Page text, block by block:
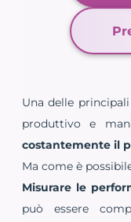
Una delle
produttivo e
costantemente il
Ma come è
Misurare le
può essere